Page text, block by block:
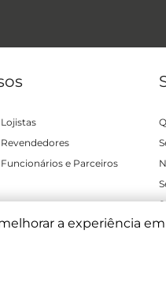
a experiência
e Parceiros